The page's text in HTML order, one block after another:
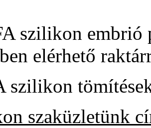
szilikon embrió
elérhető
szilikon
szaküzletünk